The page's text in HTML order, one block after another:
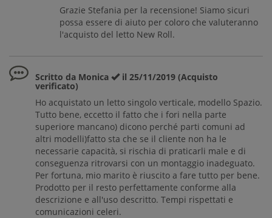
Grazie Stefania per la recensione! Siamo sicuri
possa essere di aiuto per coloro che valuteranno
l'acquisto del letto New Roll.
Scritto da Monica il 25/11/2019 (Acquisto
verificato)
Ho acquistato un letto singolo verticale, modello Spazio.
Tutto bene, eccetto il fatto che i fori nella parte
superiore mancano) dicono perché parti comuni ad
altri modelli)fatto sta che se il cliente non ha le
necessarie capacità, si rischia di praticarli male e di
conseguenza ritrovarsi con un montaggio inadeguato.
Per fortuna, mio marito è riuscito a fare tutto per bene.
Prodotto per il resto perfettamente conforme alla
descrizione e all'uso descritto. Tempi rispettati e
comunicazioni celeri.